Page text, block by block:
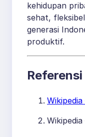
kehidupan
sehat,
generasi
produktif.
Referensi